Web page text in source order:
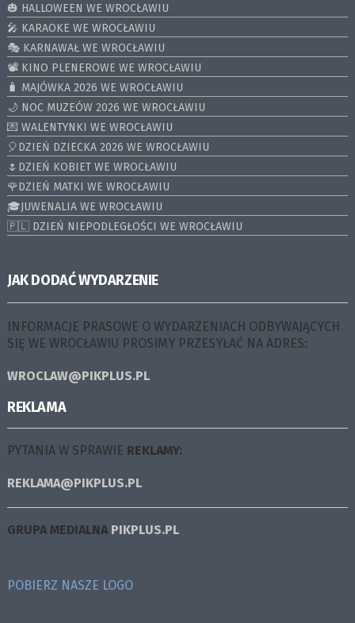
🎃 HALLOWEEN WE WROCŁAWIU
🎤 KARAOKE WE WROCŁAWIU
🎭 KARNAWAŁ WE WROCŁAWIU
📽️ KINO PLENEROWE WE WROCŁAWIU
🧳 MAJÓWKA 2026 WE WROCŁAWIU
🌙 NOC MUZEÓW 2026 WE WROCŁAWIU
💌 WALENTYNKI WE WROCŁAWIU
🎈DZIEŃ DZIECKA 2026 WE WROCŁAWIU
🌷DZIEŃ KOBIET WE WROCŁAWIU
🌹DZIEŃ MATKI WE WROCŁAWIU
🎓JUWENALIA WE WROCŁAWIU
🇵🇱 DZIEŃ NIEPODLEGŁOŚCI WE WROCŁAWIU
JAK DODAĆ WYDARZENIE
INFORMACJE PRASOWE O WYDARZENIACH ODBYWAJĄCYCH
SIĘ WE WROCŁAWIU PROSIMY PRZESYŁAĆ NA ADRES:
WROCLAW@PIKPLUS.PL
REKLAMA
PYTANIA W SPRAWIE REKLAMY:
REKLAMA@PIKPLUS.PL
GRUPA MEDIALNA PIKPLUS.PL
POBIERZ NASZE LOGO